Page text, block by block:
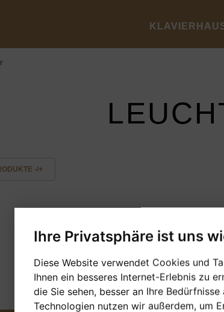
Ihre Privatsphäre ist uns
Diese Website verwendet Cookies und
Ihnen ein besseres Internet-Erlebnis zu
die Sie sehen, besser an Ihre Bedürfnisse
Technologien nutzen wir außerdem, um
-/+